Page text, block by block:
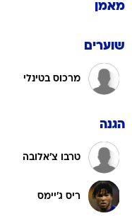
מאמן
שוערים
מרכוס בטינלי
הגנה
טרבו צ'אלובה
ריס ג'יימס